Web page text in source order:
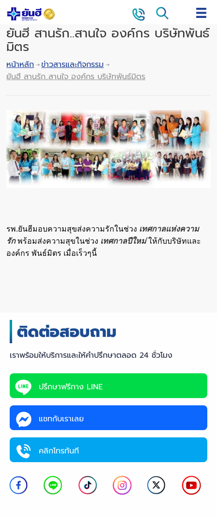
ยันฮี สานรัก..สานใจ องค์กร บริษัทพันธ์
มิตร
หน้าหลัก
ข่าวสารและกิจกรรม
ยันฮี สานรัก..สานใจ องค์กร บริษัทพันธ์มิตร
รพ.ยันฮีมอบความสุขส่งความรักในช่วง เทศกาลแห่งความ
รักพร้อมส่งความสุขในช่วง เทศกาลปีใหม่ ให้กับบริษัทและ
องค์กร พันธ์มิตร เมื่อเร็วๆนี้
เราพร้อมให้บริการและให้คำปรึกษาตลอด 24 ชั่วโมง
ปรึกษาฟรีทาง LINE
แชทกับเราเลย
คลิกโทรทันที